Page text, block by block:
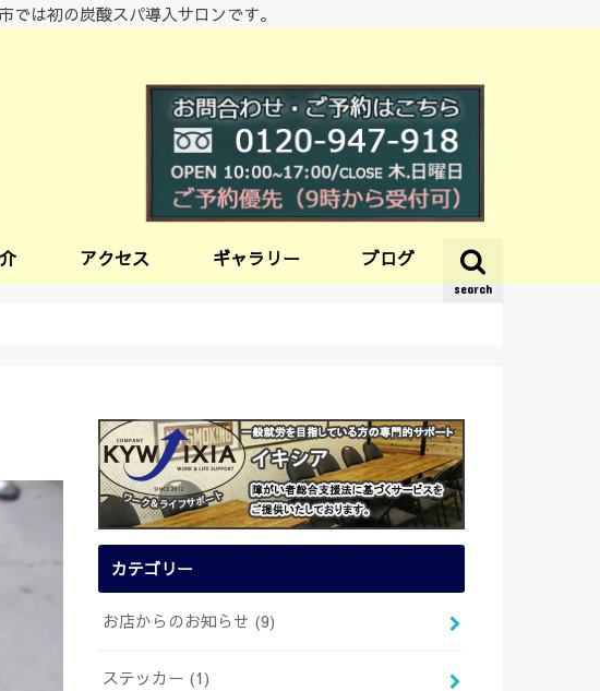
は初の炭酸スパ導入サロンです。
search
アクセス ギャラリー ブログ
カテゴリー
お店からのお知らせ (9)
ステッカー (1)